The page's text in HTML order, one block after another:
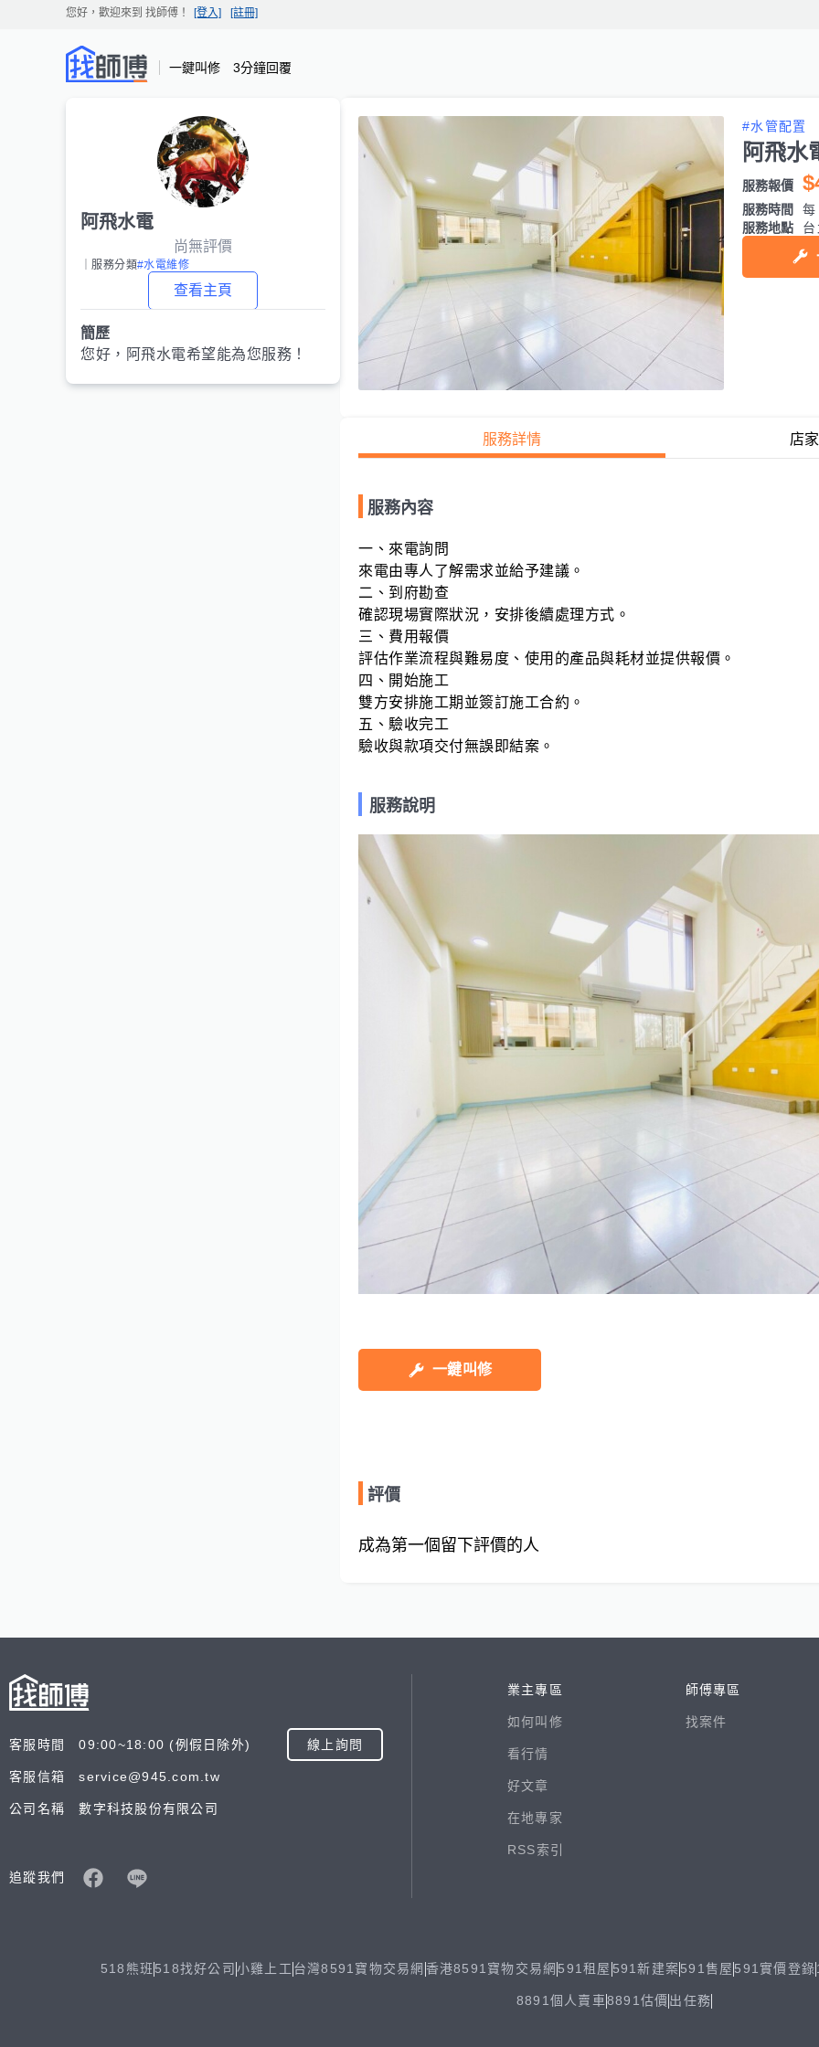
您好，歡迎來到 找師傅 ！ [登入] [註冊]
一鍵叫修 3分鐘回覆
阿飛水電
尚無評價
｜服務分類#水電維修
查看主頁
簡歷
您好， 阿飛水電希望能為您服務！
#水管配置
阿飛水
服務報價
服務時間
服務地點
服務詳情 店
服務內容
一、來電詢問
來電由專人了解需求並給予建議。
二、到府勘查
確認現場實際狀況，安排後續處理方式。
三、費用報價
評估作業流程與難易度、使用的產品與耗材並提供報價。
四、開始施工
雙方安排施工期並簽訂施工合約。
五、驗收完工
驗收與款項交付無誤即結案。
服務說明
一鍵叫修
評價
成為第一個留下評價的人
客服時間 09:00~18:00 (例假日除外) 線上詢問
客服信箱 service@945.com.tw
公司名稱 數字科技股份有限公司
追蹤我們
業主專區
如何叫修
看行情
好文章
在地專家
RSS索引
師傅專區
找案件
518熊班 518找好公司 小雞上工 台灣8591寶物交易網 香港8591寶物交易網 591租屋 591新建案591售屋 591實價登錄
8891個人賣車8891估價 出任務